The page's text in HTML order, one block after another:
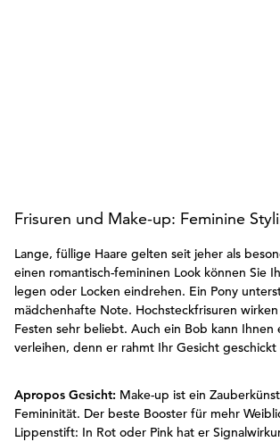
Frisuren und Make-up: Feminine
Lange, füllige Haare gelten seit jeher als
einen romantisch-femininen Look können Sie
legen oder Locken eindrehen. Ein Pony
mädchenhafte Note. Hochsteckfrisuren
Festen sehr beliebt. Auch ein Bob kann Ihnen
verleihen, denn er rahmt Ihr Gesicht geschickt
Apropos Gesicht: Make-up ist ein
Femininität. Der beste Booster für mehr
Lippenstift: In Rot oder Pink hat er